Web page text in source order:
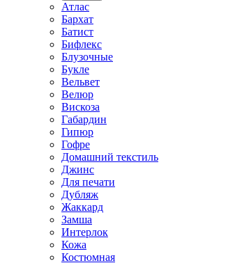
Атлас
Бархат
Батист
Бифлекс
Блузочные
Букле
Вельвет
Велюр
Вискоза
Габардин
Гипюр
Гофре
Домашний текстиль
Джинс
Для печати
Дубляж
Жаккард
Замша
Интерлок
Кожа
Костюмная